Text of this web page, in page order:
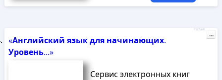
«Английский языкдля начинающих.
Уровень...»
Сервис электронных книг
Реклама
...